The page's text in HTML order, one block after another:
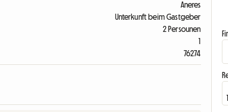
Aneres
Unterkunft beim Gastgeber
2 Persounen
1
76274